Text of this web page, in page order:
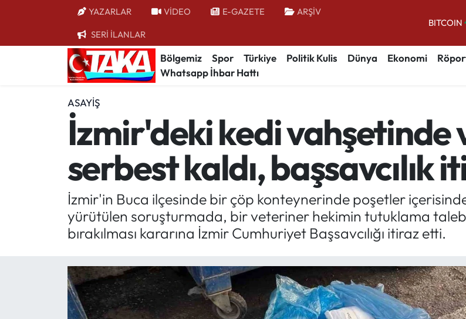
YAZARLAR VİDEO E-GAZETE ARŞİV
SERİ İLANLAR
Bölgemiz Spor Türkiye Politik Kulis Dünya Ekonomi
Whatsapp İhbar Hattı
ASAYIŞ
İzmir'deki kedi vahşetinde
serbest kaldı, başsavcılık
İzmir'in Buca ilçesinde bir çöp konteynerinde poşetler
yürütülen soruşturmada, bir veteriner hekimin tutuklama
bırakılması kararına İzmir Cumhuriyet Başsavcılığı itiraz etti.
Bölgemiz
Kültür/Sanat
Politik Kulis
Mektup Galeri
Röportaj
Trabzon Nöbetçi Eczaneler
Trabzon Hava Durumu
Trabzon Trafik Yoğunluk Haritası
Süper Lig Puan Durumu ve Fikstür
Tüm Manşetler
Son Dakika Haberleri
Haber Arşivi